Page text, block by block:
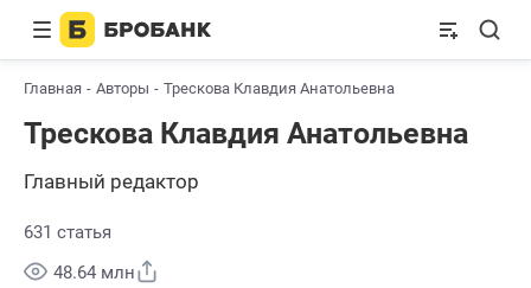
Главная Авторы Трескова Клавдия Анатольевна
Трескова Клавдия Анатольевна
Главный редактор
631 статья
48.64 млн